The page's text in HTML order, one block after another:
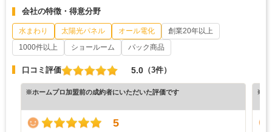
会社の特徴・得意分野
水まわり 太陽光パネル オール電化
創業20年以上
1000件以上
ショールーム パック商品
口コミ評価 5.0 （3件）
※ホームプロ加盟前の成約者にいただいた評価です
5
※ホ